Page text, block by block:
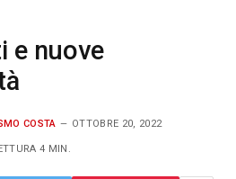
e nuove
COSTA OTTOBRE 20, 2022
4 MIN.